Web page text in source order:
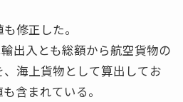
修正した。
輸出入とも総額から航空貨物の
海上貨物として算出してお
含まれている。